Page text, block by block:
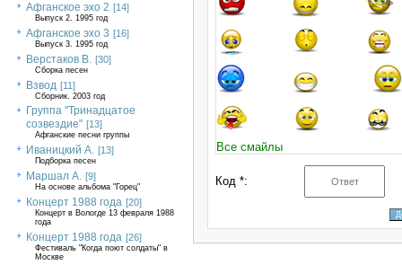
Афганское эхо 2 [14]
Выпуск 2. 1995 год
Афганское эхо 3 [16]
Выпуск 3. 1995 год
Верстаков В. [30]
Сборка песен
Взвод [11]
Сборник. 2003 год
Группа "Тринадцатое
созвездие" [13]
Афганские песни группы
Иваницкий А. [13]
Подборка песен
Маршал А. [9]
На основе альбома "Горец"
Концерт 1988 года [20]
Концерт в Вологде 13 февраля 1988
года
Концерт 1988 года [26]
Фестиваль "Когда поют солдаты" в
Москве
Все смайлы
Код *: